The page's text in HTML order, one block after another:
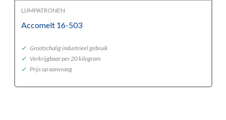
LIJMPATRONEN
Accomelt 16-503
✓ Grootschalig industrieel gebruik
✓ Verkrijgbaar per 20 kilogram
✓ Prijs op aanvraag